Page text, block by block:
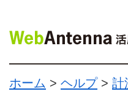
ホーム > ヘルプ> 計